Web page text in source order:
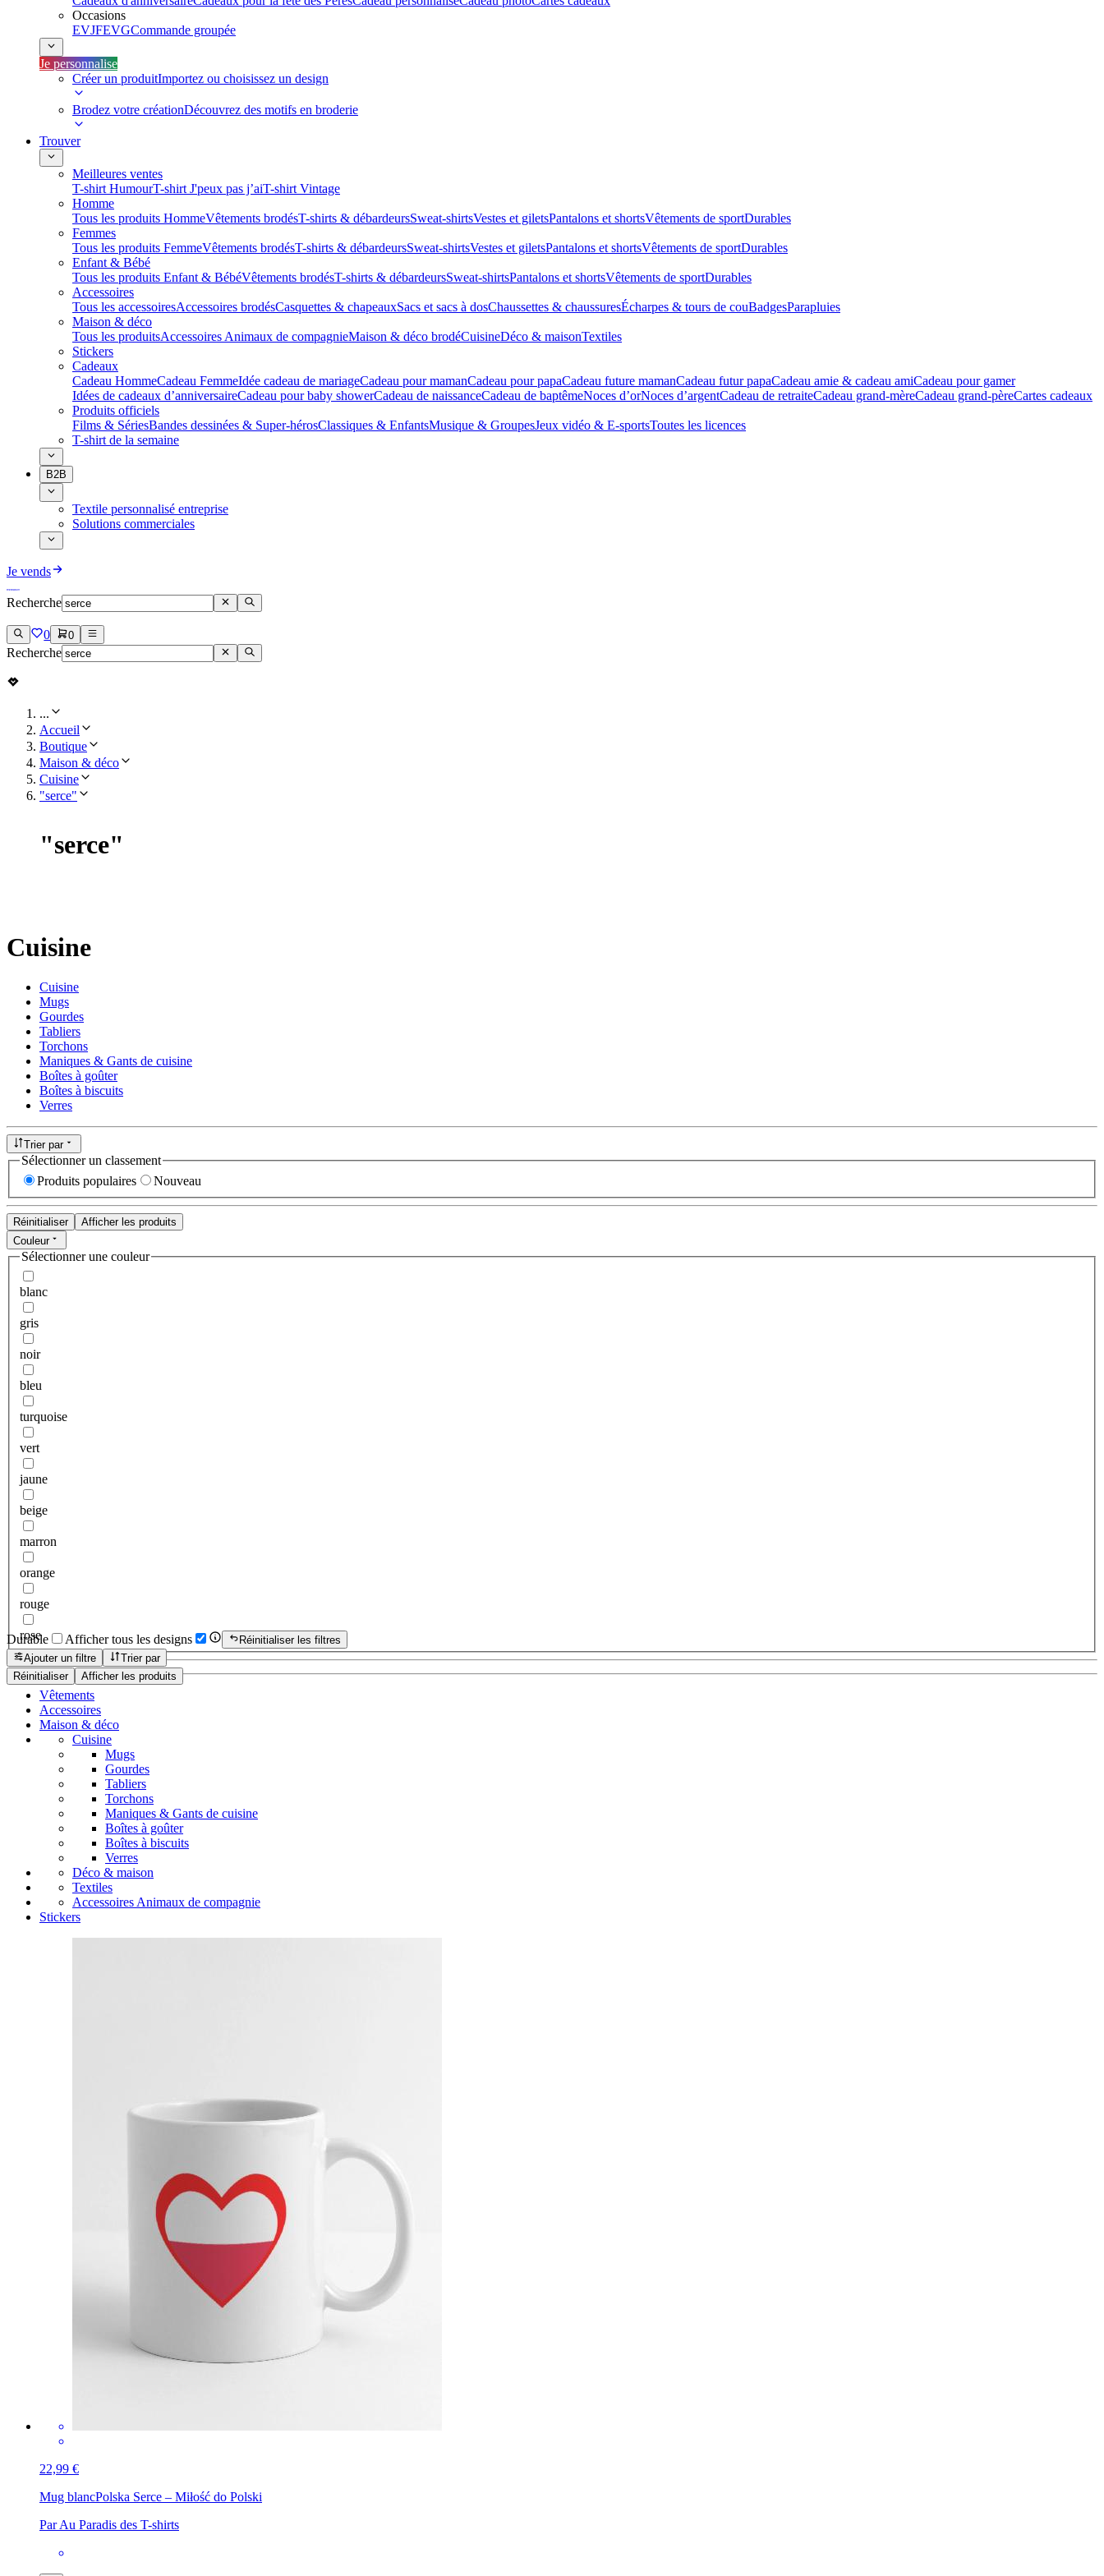
Occasions
EVJFEVGCommande groupée
Je personnalise
Créer un produitImportez ou choisissez un design
Brodez votre créationDécouvrez des motifs en broderie
Trouver
Meilleures ventes
T-shirt HumourT-shirt J'peux pas j’aiT-shirt Vintage
Homme
Tous les produits HommeVêtements brodésT-shirts & débardeursSweat-shirtsVestes et giletsPantalons et shortsVêtements de sportDurables
Femmes
Tous les produits FemmeVêtements brodésT-shirts & débardeursSweat-shirtsVestes et giletsPantalons et shortsVêtements de sportDurables
Enfant & Bébé
Tous les produits Enfant & BébéVêtements brodésT-shirts & débardeursSweat-shirtsPantalons et shortsVêtements de sportDurables
Accessoires
Tous les accessoiresAccessoires brodésCasquettes & chapeauxSacs et sacs à dosChaussettes & chaussuresÉcharpes & tours de couBadgesParapluies
Maison & déco
Tous les produitsAccessoires Animaux de compagnieMaison & déco brodéCuisineDéco & maisonTextiles
Stickers
Cadeaux
Cadeau HommeCadeau FemmeIdée cadeau de mariage​Cadeau pour mamanCadeau pour papaCadeau future mamanCadeau futur papaCadeau amie & cadeau amiCadeau pour gamer
Idées de cadeaux d’anniversaireCadeau pour baby showerCadeau de naissanceCadeau de baptêmeNoces d’orNoces d’argentCadeau de retraiteCadeau grand-mèreCadeau grand-pèreCartes cadeaux
Produits officiels
Films & SériesBandes dessinées & Super-hérosClassiques & EnfantsMusique & GroupesJeux vidéo & E-sportsToutes les licences
T-shirt de la semaine
B2B
Textile personnalisé entreprise
Solutions commerciales
Je vends
Recherche
0 0
Recherche
...
Accueil
Boutique
Maison & déco
Cuisine
"serce"
"serce"
Cuisine
Cuisine
Mugs
Gourdes
Tabliers
Torchons
Maniques & Gants de cuisine
Boîtes à goûter
Boîtes à biscuits
Verres
Trier par
Sélectionner un classement
Produits populaires
Nouveau
Réinitialiser
Afficher les produits
Couleur
Sélectionner une couleur
blanc
gris
noir
bleu
turquoise
vert
jaune
beige
marron
orange
rouge
rose
Réinitialiser Afficher les produits
Durable Afficher tous les designs
Réinitialiser les filtres
Ajouter un filtre
Trier par
Vêtements
Accessoires
Maison & déco
Cuisine
Mugs
Gourdes
Tabliers
Torchons
Maniques & Gants de cuisine
Boîtes à goûter
Boîtes à biscuits
Verres
Déco & maison
Textiles
Accessoires Animaux de compagnie
Stickers
22,99 €
Mug blancPolska Serce – Miłość do Polski
Par Au Paradis des T-shirts